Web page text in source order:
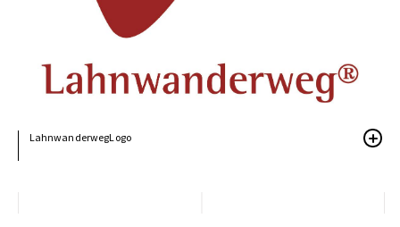
LahnwanderwegLogo